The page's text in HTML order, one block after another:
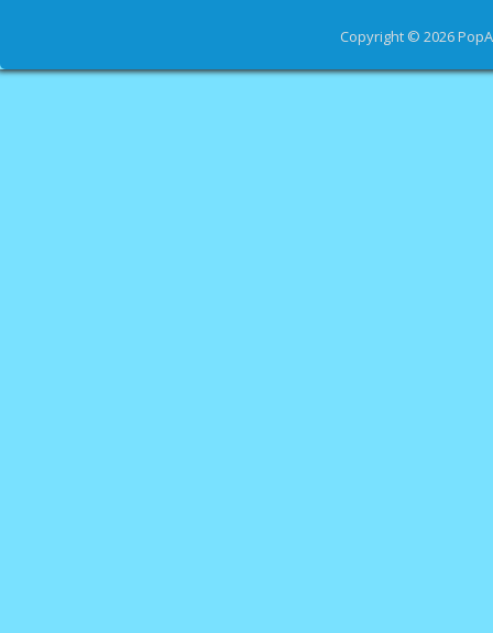
Copyright © 2026